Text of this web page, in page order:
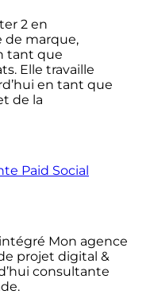
2 en
marque,
tant que
Elle travaille
en tant que
de la
Paid Social
Mon agence
projet digital &
consultante